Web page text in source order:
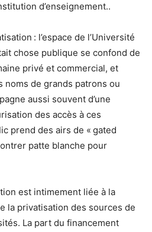
d’enseignement..
: l’espace de l’Université
chose publique se confond de
privé et commercial, et
noms de grands patrons ou
aussi souvent d’une
des accès à ces
prend des airs de « gated
patte blanche pour
est intimement liée à la
la privatisation des sources de
La part du financement